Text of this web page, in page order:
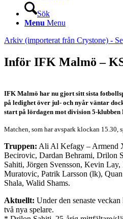
Sök
Menu Menu
Arkiv (importerat från Crystone) -
Inför IFK Malmö –
IFK Malmö har nu gjort sitt sista
på ledighet över jul- och nyår väntar
start på lördagen mot division 5-klubben
Matchen, som har avspark klockan 15.30,
Truppen: Ali Al Kefagy – Armend
Becirovic, Dardan Behrami, Drilon
Sahiti, Jörgen Svensson, Kevin
Muratovic, Patrik Larsson (lk),
Shala, Walid Shams.
Aktuellt: Under den senaste
två nya spelare.